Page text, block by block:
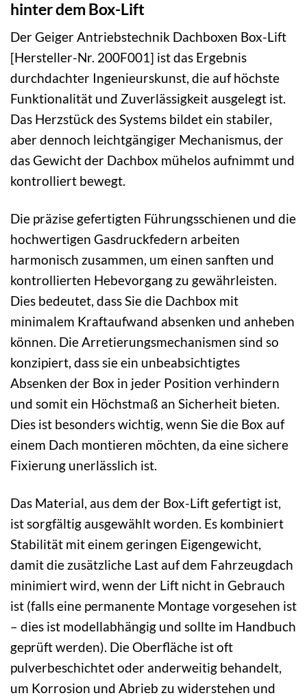
hinter dem Box-Lift
Der Geiger Antriebstechnik Dachboxen Box-Lift
[Hersteller-Nr. 200F001] ist das Ergebnis
durchdachter Ingenieurskunst, die auf höchste
Funktionalität und Zuverlässigkeit ausgelegt ist.
Das Herzstück des Systems bildet ein stabiler,
aber dennoch leichtgängiger Mechanismus, der
das Gewicht der Dachbox mühelos aufnimmt und
kontrolliert bewegt.
Die präzise gefertigten Führungsschienen und die
hochwertigen Gasdruckfedern arbeiten
harmonisch zusammen, um einen sanften und
kontrollierten Hebevorgang zu gewährleisten.
Dies bedeutet, dass Sie die Dachbox mit
minimalem Kraftaufwand absenken und anheben
können. Die Arretierungsmechanismen sind so
konzipiert, dass sie ein unbeabsichtigtes
Absenken der Box in jeder Position verhindern
und somit ein Höchstmaß an Sicherheit bieten.
Dies ist besonders wichtig, wenn Sie die Box auf
einem Dach montieren möchten, da eine sichere
Fixierung unerlässlich ist.
Das Material, aus dem der Box-Lift gefertigt ist,
ist sorgfältig ausgewählt worden. Es kombiniert
Stabilität mit einem geringen Eigengewicht,
damit die zusätzliche Last auf dem Fahrzeugdach
minimiert wird, wenn der Lift nicht in Gebrauch
ist (falls eine permanente Montage vorgesehen ist
– dies ist modellabhängig und sollte im Handbuch
geprüft werden). Die Oberfläche ist oft
pulverbeschichtet oder anderweitig behandelt,
um Korrosion und Abrieb zu widerstehen und